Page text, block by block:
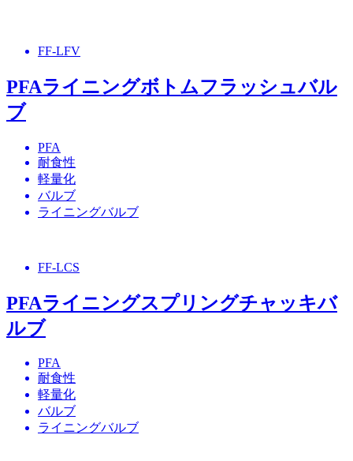
FF-LFV
PFAライニングボトムフラッシュバル
ブ
PFA
耐食性
軽量化
バルブ
ライニングバルブ
FF-LCS
PFAライニングスプリングチャッキバ
ルブ
PFA
耐食性
軽量化
バルブ
ライニングバルブ